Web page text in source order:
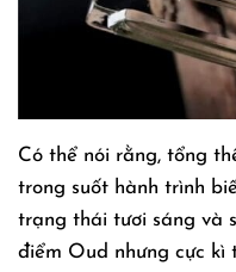
Có thể nói rằng, tổng
trong suốt hành trình
trạng thái tươi sáng và
điểm Oud nhưng cực kì